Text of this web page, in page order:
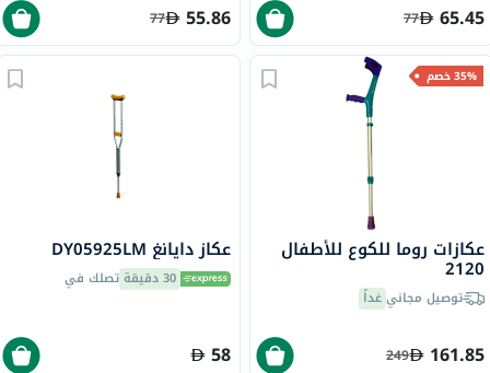
65.45
77
55.86
77
35% خصم
عكازات روما للكوع للأطفال
2120
توصيل مجانيغداً
161.85
249
عكاز دايانغ DY05925LM
30 دقيقة تصلك في
58